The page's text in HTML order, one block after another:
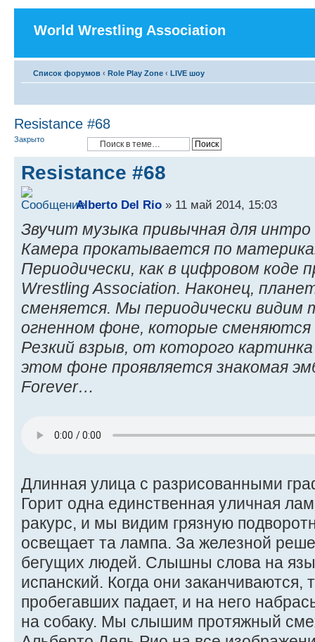
World Wrestling Association
Список форумов ‹ Role Play Zone ‹ LIVE шоу
Resistance #68
Закрыто
Resistance #68
Alberto Del Rio » 11 май 2014, 15:03
Звучит музыка привычная для
Камера прокатывается по
Периодически, как в цифровом коде
Wrestling Association. Наконец,
сменяется. Мы периодически видим
огненном фоне, которые
Резкий взрыв, от которого
этом фоне проявляется знакомая
Forever…
Длинная улица с разрисованными
Горит одна единственная уличная
ракурс, и мы видим грязную
освещает та лампа. За железной
бегущих людей. Слышны слова на
испанский. Когда они заканчиваются,
пробегавших падает, и на него
на собаку. Мы слышим протяжный